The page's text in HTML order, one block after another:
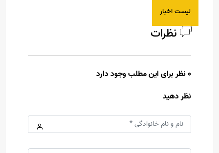
لیست اخبار
نظرات
0 نظر برای این مطلب وجود دارد
نظر دهید